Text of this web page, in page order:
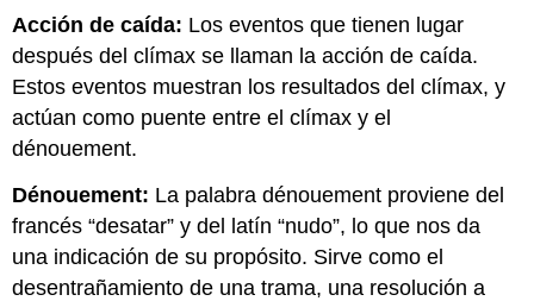
Acción de caída: Los eventos que tienen lugar
después del clímax se llaman la acción de caída.
Estos eventos muestran los resultados del clímax, y
actúan como puente entre el clímax y el
dénouement.
Dénouement: La palabra dénouement proviene del
francés “desatar” y del latín “nudo”, lo que nos da
una indicación de su propósito. Sirve como el
desentrañamiento de una trama, una resolución a